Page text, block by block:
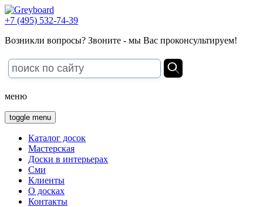
+7 (495) 532-74-39
Возникли вопросы? Звоните - мы Вас проконсультируем!
меню
toggle menu
Каталог досок
Мастерская
Доски в интерьерах
Сми
Клиенты
О досках
Контакты